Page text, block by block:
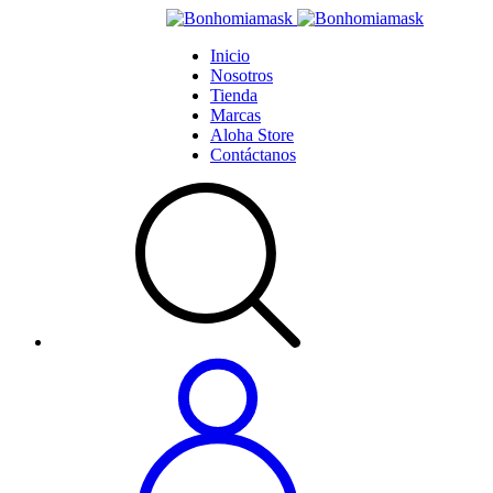
Inicio
Nosotros
Tienda
Marcas
Aloha Store
Contáctanos